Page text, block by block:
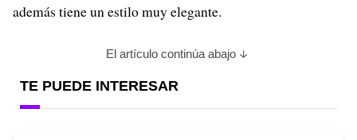
además tiene un estilo muy elegante.
El artículo continúa abajo
TE PUEDE INTERESAR